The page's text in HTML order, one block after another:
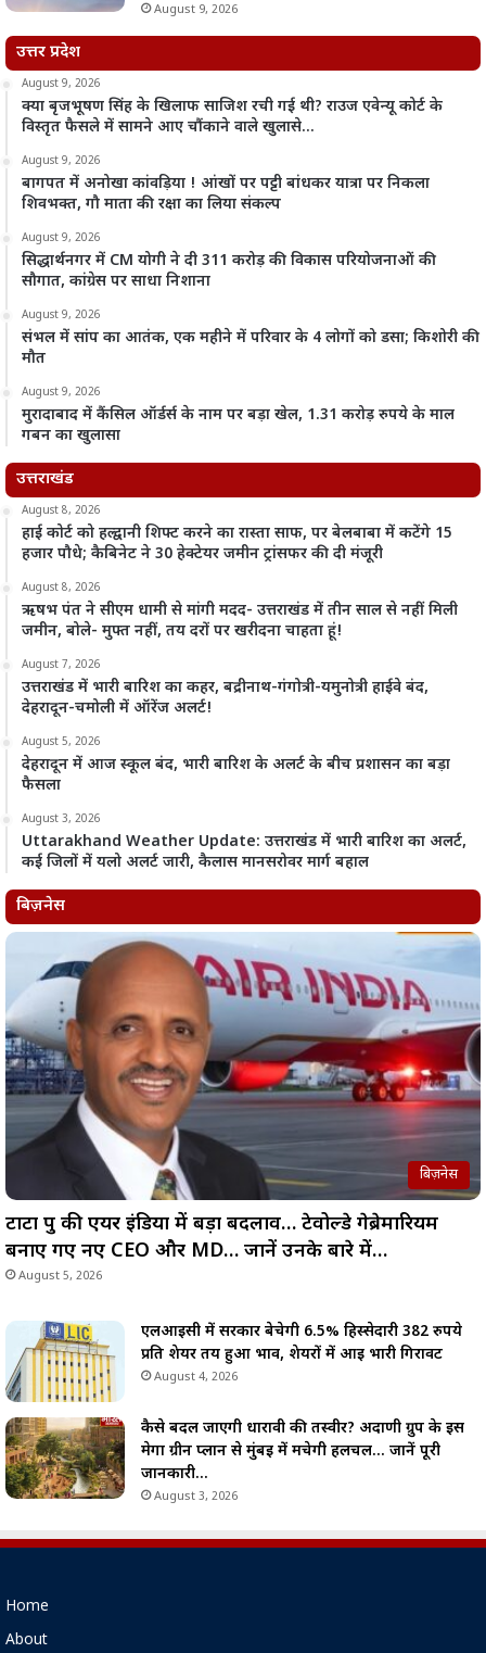
August 9, 2026
उत्तर प्रदेश
August 9, 2026
क्या बृजभूषण सिंह के खिलाफ साजिश रची गई थी? राउज एवेन्यू कोर्ट के
विस्तृत फैसले में सामने आए चौंकाने वाले खुलासे…
August 9, 2026
बागपत में अनोखा कांवड़िया ! आंखों पर पट्टी बांधकर यात्रा पर निकला
शिवभक्त, गौ माता की रक्षा का लिया संकल्प
August 9, 2026
सिद्धार्थनगर में CM योगी ने दी 311 करोड़ की विकास परियोजनाओं की
सौगात, कांग्रेस पर साधा निशाना
August 9, 2026
संभल में सांप का आतंक, एक महीने में परिवार के 4 लोगों को डसा; किशोरी की
मौत
August 9, 2026
मुरादाबाद में कैंसिल ऑर्डर्स के नाम पर बड़ा खेल, 1.31 करोड़ रुपये के माल
गबन का खुलासा
उत्तराखंड
August 8, 2026
हाई कोर्ट को हल्द्वानी शिफ्ट करने का रास्ता साफ, पर बेलबाबा में कटेंगे 15
हजार पौधे; कैबिनेट ने 30 हेक्टेयर जमीन ट्रांसफर की दी मंजूरी
August 8, 2026
ऋषभ पंत ने सीएम धामी से मांगी मदद- उत्तराखंड में तीन साल से नहीं मिली
जमीन, बोले- मुफ्त नहीं, तय दरों पर खरीदना चाहता हूं!
August 7, 2026
उत्तराखंड में भारी बारिश का कहर, बद्रीनाथ-गंगोत्री-यमुनोत्री हाईवे बंद,
देहरादून-चमोली में ऑरेंज अलर्ट!
August 5, 2026
देहरादून में आज स्कूल बंद, भारी बारिश के अलर्ट के बीच प्रशासन का बड़ा
फैसला
August 3, 2026
Uttarakhand Weather Update: उत्तराखंड में भारी बारिश का अलर्ट,
कई जिलों में यलो अलर्ट जारी, कैलास मानसरोवर मार्ग बहाल
बिज़नेस
बिज़नेस
टाटा ग्रुप की एयर इंडिया में बड़ा बदलाव… टेवोल्डे गेब्रेमारियम
बनाए गए नए CEO और MD… जानें उनके बारे में…
August 5, 2026
एलआईसी में सरकार बेचेगी 6.5% हिस्सेदारी 382 रुपये
प्रति शेयर तय हुआ भाव, शेयरों में आई भारी गिरावट
August 4, 2026
कैसे बदल जाएगी धारावी की तस्वीर? अदाणी ग्रुप के इस
मेगा ग्रीन प्लान से मुंबई में मचेगी हलचल… जानें पूरी
जानकारी…
August 3, 2026
Home
About